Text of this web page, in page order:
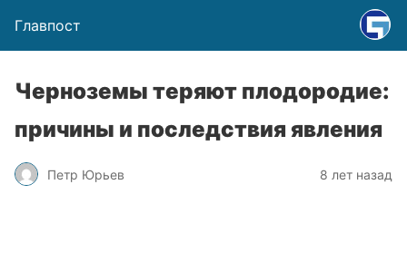
Главпост
Черноземы теряют плодородие:
причины и последствия явления
Петр Юрьев 8 лет назад